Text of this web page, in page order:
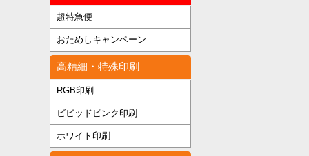
超特急便
おためしキャンペーン
高精細・特殊印刷
RGB印刷
ビビッドピンク印刷
ホワイト印刷